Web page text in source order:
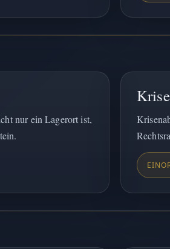
nur ein Lagerort ist,